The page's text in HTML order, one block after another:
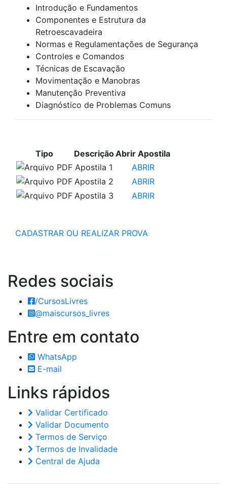
Introdução e Fundamentos
Componentes e Estrutura da
Retroescavadeira
Normas e Regulamentações de Segurança
Controles e Comandos
Técnicas de Escavação
Movimentação e Manobras
Manutenção Preventiva
Diagnóstico de Problemas Comuns
Tipo DescriçãoAbrir Apostila
Apostila 1
ABRIR
Apostila 2
ABRIR
Apostila 3
ABRIR
CADASTRAR OU REALIZAR PROVA
Redes sociais
/CursosLivres
@maiscursos_livres
Entre em contato
WhatsApp
E-mail
Links rápidos
Validar Certificado
Validar Documento
Termos de Serviço
Termos de Invalidade
Central de Ajuda